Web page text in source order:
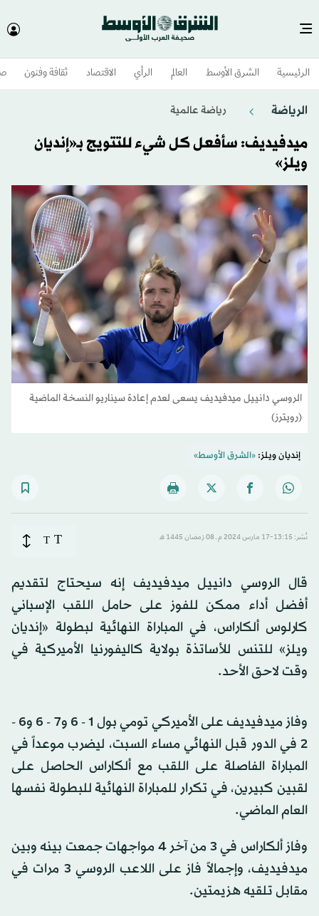
الرئيسية الشرق الأوسط​ العالم الرأي الاقتصاد ثقافة وفنون
الرياضة رياضة عالمية
ميدفيديف: سأفعل كل شيء للتتويج بـ«إنديان
ويلز»
الروسي دانييل ميدفيديف يسعى لعدم إعادة سيناريو النسخة الماضية
(رويترز)
إنديان ويلز:«الشرق الأوسط»
نُشر: 13:15-17 مارس 2024 م ـ 08 رَمضان 1445 هـ T
T
قال الروسي دانييل ميدفيديف إنه سيحتاج لتقديم
أفضل أداء ممكن للفوز على حامل اللقب الإسباني
كارلوس ألكاراس، في المباراة النهائية لبطولة «إنديان
ويلز» للتنس للأساتذة بولاية كاليفورنيا الأميركية في
وقت لاحق الأحد.
وفاز ميدفيديف على الأميركي تومي بول 1 - 6 و7 - 6 و6 -
2 في الدور قبل النهائي مساء السبت، ليضرب موعداً في
المباراة الفاصلة على اللقب مع ألكاراس الحاصل على
لقبين كبيرين، في تكرار للمباراة النهائية للبطولة نفسها
العام الماضي.
وفاز ألكاراس في 3 من آخر 4 مواجهات جمعت بينه وبين
ميدفيديف، وإجمالاً فاز على اللاعب الروسي 3 مرات في
مقابل تلقيه هزيمتين.